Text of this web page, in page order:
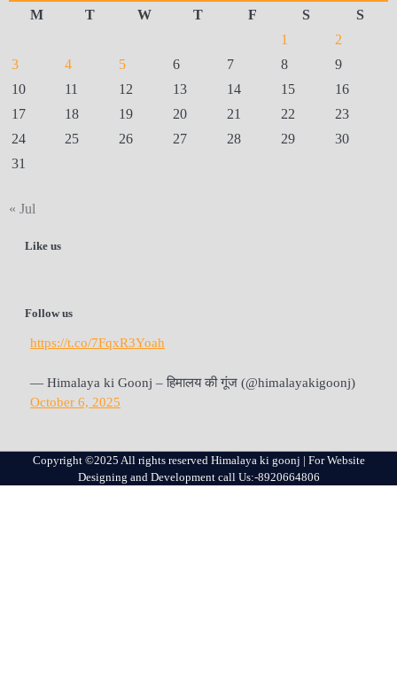
M
T W T F S
S
1
2
3
4 5 6 7 8
9
10
11 12 13 14 15
16
17
18 19 20 21 22
23
24
25 26 27 28 29
30
31
« Jul
Like us
Follow us
https://t.co/7FqxR3Yoah
— Himalaya ki Goonj – हिमालय की गूंज (@himalayakigoonj)
October 6, 2025
Copyright ©2025 All rights reserved Himalaya ki goonj | For Website
Designing and Development call Us:-8920664806